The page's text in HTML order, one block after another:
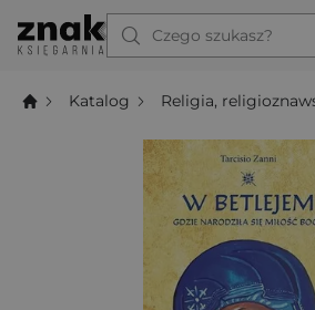
Czego szukasz?
Katalog Religia,